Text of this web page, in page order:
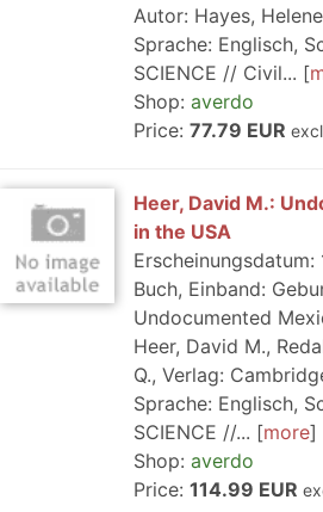
Autor: Hayes,
Sprache: Englisch,
SCIENCE // Civil...
Shop: averdo
Price: 77.79 EUR
Heer, David M.:
in the USA
Erscheinungsdatum:
Buch, Einband:
Undocumented
Heer, David M.,
Q., Verlag:
Sprache: Englisch,
SCIENCE //...
more
Shop: averdo
Price: 114.99 EUR